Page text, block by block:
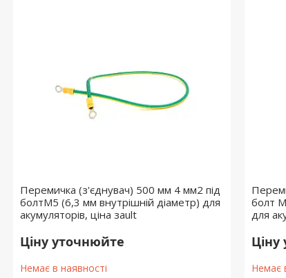
Перемичка (з'єднувач) 500 мм 4 мм2 під
болтМ5 (6,3 мм внутрішній діаметр) для
акумуляторів, ціна заult
Ціну уточнюйте
Немає в наявності
болт
для
Немає